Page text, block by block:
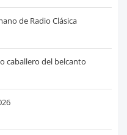
de Radio Clásica
caballero del belcanto